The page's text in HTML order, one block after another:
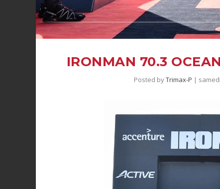
IRONMAN 70.3
Posted byTrimax-P |